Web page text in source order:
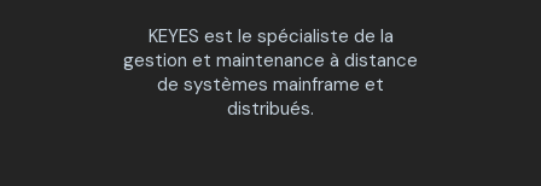
KEYES est le spécialiste de la
gestion et maintenance à distance
de systèmes mainframe et
distribués.